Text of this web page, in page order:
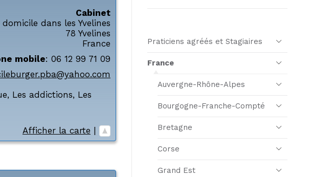
Cabinet
dans les Yvelines
78 Yvelines
France
mobile: 06 12 99 71 09
, Les addictions, Les
Afficher la carte
Praticiens agréés et Stagiaires
France
Auvergne-Rhône-Alpes
Bourgogne-Franche-Compté
Bretagne
Corse
Grand Est